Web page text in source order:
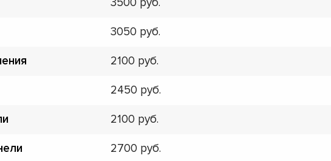
3050
2100
2450
2100
2700